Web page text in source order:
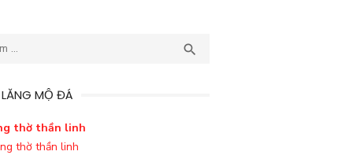

MỘ ĐÁ
thờ thần linh